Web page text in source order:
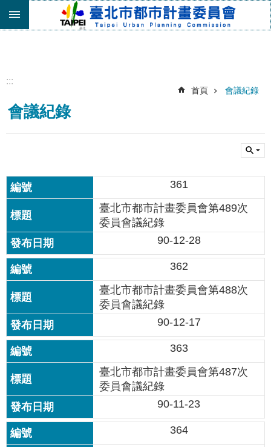
跳到主要內容區塊
關
介
紹
計
畫
委
員
會
專
區
土
計
畫
審
議
專
區
服
務
園
地
:::
首頁 會議紀錄
會議紀錄
361
臺北市都市計畫委員會第489次
委員會議紀錄
90-12-28
362
臺北市都市計畫委員會第488次
委員會議紀錄
90-12-17
363
臺北市都市計畫委員會第487次
委員會議紀錄
90-11-23
364